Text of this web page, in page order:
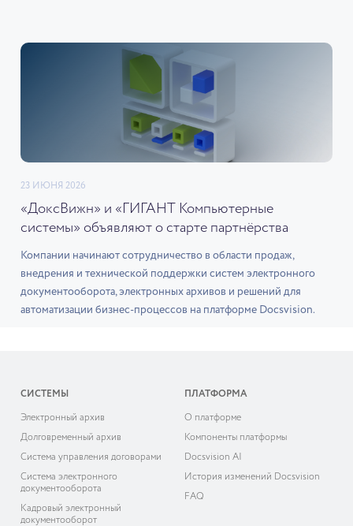
23 ИЮНЯ 2026
«ДоксВижн» и «ГИГАНТ Компьютерные
системы» объявляют о старте партнёрства
Компании начинают сотрудничество в области продаж,
внедрения и технической поддержки систем электронного
документооборота, электронных архивов и решений для
автоматизации бизнес-процессов на платформе Docsvision.
СИСТЕМЫ
Электронный архив
Долговременный архив
Система управления договорами
Система электронного
документооборота
Кадровый электронный
документооборот
ПЛАТФОРМА
О платформе
Компоненты платформы
Docsvision AI
История изменений Docsvision
FAQ